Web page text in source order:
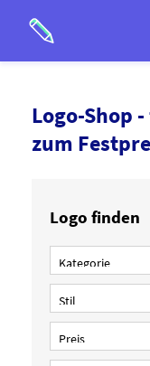
Logo-Shop
zum
Logo finden